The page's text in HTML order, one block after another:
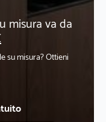
misura va da
su misura? Ottieni